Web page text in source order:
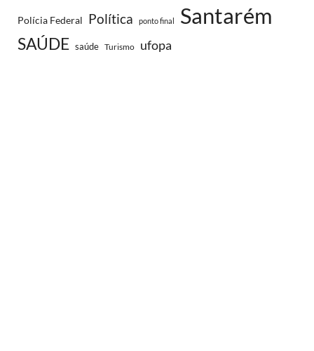
Polícia Federal Política ponto final Santarém
SAÚDE saúde Turismo ufopa